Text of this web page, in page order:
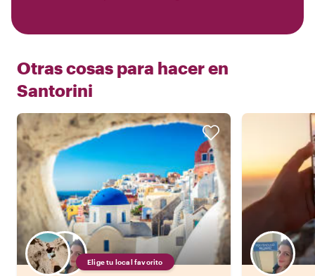
Otras cosas para hacer en
Santorini
Elige tu local favorito